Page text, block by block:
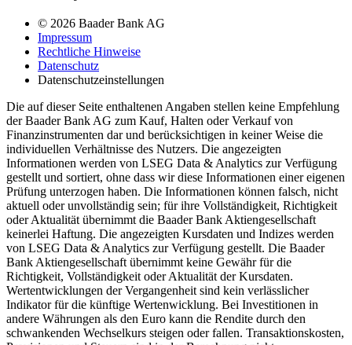
© 2026 Baader Bank AG
Impressum
Rechtliche Hinweise
Datenschutz
Datenschutzeinstellungen
Die auf dieser Seite enthaltenen Angaben stellen keine Empfehlung
der Baader Bank AG zum Kauf, Halten oder Verkauf von
Finanzinstrumenten dar und berücksichtigen in keiner Weise die
individuellen Verhältnisse des Nutzers. Die angezeigten
Informationen werden von LSEG Data & Analytics zur Verfügung
gestellt und sortiert, ohne dass wir diese Informationen einer eigenen
Prüfung unterzogen haben. Die Informationen können falsch, nicht
aktuell oder unvollständig sein; für ihre Vollständigkeit, Richtigkeit
oder Aktualität übernimmt die Baader Bank Aktiengesellschaft
keinerlei Haftung. Die angezeigten Kursdaten und Indizes werden
von LSEG Data & Analytics zur Verfügung gestellt. Die Baader
Bank Aktiengesellschaft übernimmt keine Gewähr für die
Richtigkeit, Vollständigkeit oder Aktualität der Kursdaten.
Wertentwicklungen der Vergangenheit sind kein verlässlicher
Indikator für die künftige Wertenwicklung. Bei Investitionen in
andere Währungen als den Euro kann die Rendite durch den
schwankenden Wechselkurs steigen oder fallen. Transaktionskosten,